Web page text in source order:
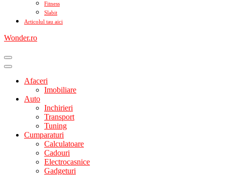
Fitness
Slabit
Articolul tau aici
Wonder.ro
Afaceri
Imobiliare
Auto
Inchirieri
Transport
Tuning
Cumparaturi
Calculatoare
Cadouri
Electrocasnice
Gadgeturi